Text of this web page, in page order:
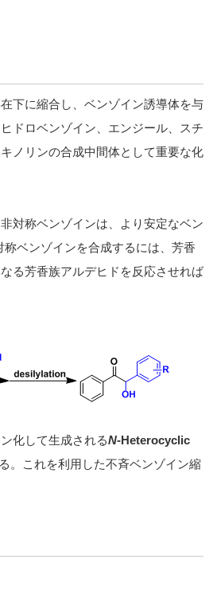
下に縮合し、ベンゾイン誘導体を与
ドロベンゾイン、エンジール、スチ
ノリンの合成中間体として重要な化
対称ベンゾインは、より安定なベン
称ベンゾインを合成するには、芳香
る芳香族アルデヒドを反応させれば
化して生成されるN-Heterocyclic
。これを利用した不斉ベンゾイン縮